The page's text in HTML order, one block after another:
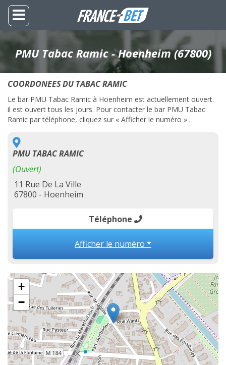
PMU Tabac Ramic - Hoenheim (67800)
COORDONEES DU TABAC RAMIC
Le bar PMU Tabac Ramic à Hoenheim est actuellement ouvert.
il est ouvert tous les jours. Pour contacter le bar PMU Tabac
Ramic par téléphone, cliquez sur « Afficher le numéro » .
PMU TABAC RAMIC
(Ouvert)
11 Rue De La Ville
67800 - Hoenheim
Téléphone
Afficher le numéro *
+
−